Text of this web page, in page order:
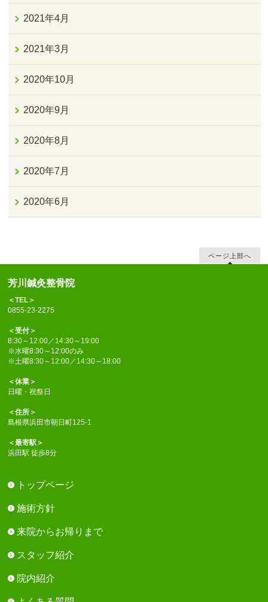
2021年4月
2021年3月
2020年10月
2020年9月
2020年8月
2020年7月
2020年6月
ページ上部へ
芳川鍼灸整骨院
＜TEL＞
0855-23-2275
＜受付＞
8:30～12:00／14:30～19:00
※水曜8:30～12:00のみ
※土曜8:30～12:00／14:30～18:00
＜休業＞
日曜・祝祭日
＜住所＞
島根県浜田市朝日町125-1
＜最寄駅＞
浜田駅 徒歩8分
トップページ
施術方針
来院からお帰りまで
スタッフ紹介
院内紹介